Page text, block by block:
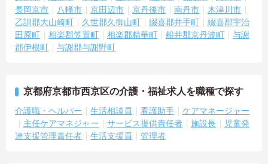
長岡京市
八幡市 京田辺市 京丹後市 南丹市
木津川市
乙訓郡大山崎町
久世郡久御山町 綴喜郡井手町
綴喜郡宇治
田原町
相楽郡笠置町 相楽郡精華町 船井郡京丹波町
与謝
郡伊根町
与謝郡与謝野町
京都府京都市西京区の介護・福祉求人を職種で探す
介護職・ヘルパー 生活相談員 看護助手
ケアマネージャー
主任ケアマネジャー
サービス提供責任者 施設長
児童発
達支援管理責任者
生活支援員 管理者